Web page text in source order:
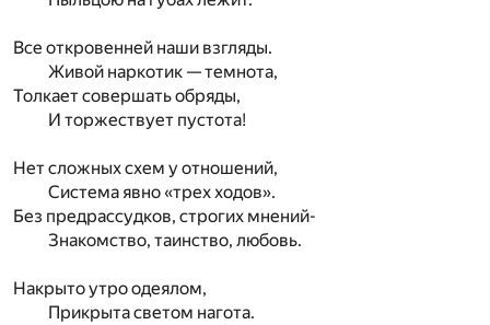
Все откровенней наши взгляды.
Живой наркотик — темнота,
Толкает совершать обряды,
И торжествует пустота!
Нет сложных схем у отношений,
Система явно «трех ходов».
Без предрассудков, строгих мнений-
Знакомство, таинство, любовь.
Накрыто утро одеялом,
Прикрыта светом нагота.